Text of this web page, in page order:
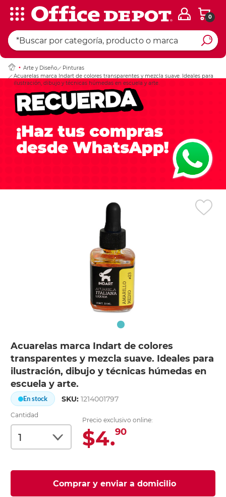
0
Arte y Diseño
Pinturas
Acuarelas marca Indart de colores transparentes y mezcla suave. Ideales para
ilustración, dibujo y técnicas húmedas en escuela y arte.
Acuarelas marca Indart de colores
transparentes y mezcla suave. Ideales para
ilustración, dibujo y técnicas húmedas en
escuela y arte.
En stock SKU:1214001797
Cantidad
Precio exclusivo online:
$4.90
Comprar y enviar a domicilio
Ingresar Codigo